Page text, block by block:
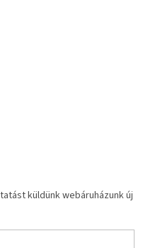
küldünk webáruházunk új